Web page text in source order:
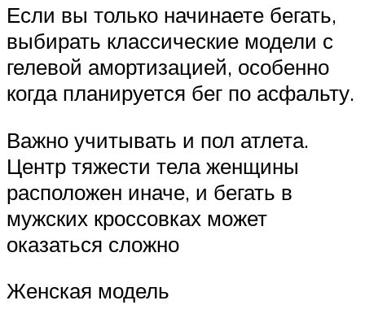
Если вы только начинаете бегать,
выбирать классические модели с
гелевой амортизацией, особенно
когда планируется бег по асфальту.
Важно учитывать и пол атлета.
Центр тяжести тела женщины
расположен иначе, и бегать в
мужских кроссовках может
оказаться сложно
Женская модель